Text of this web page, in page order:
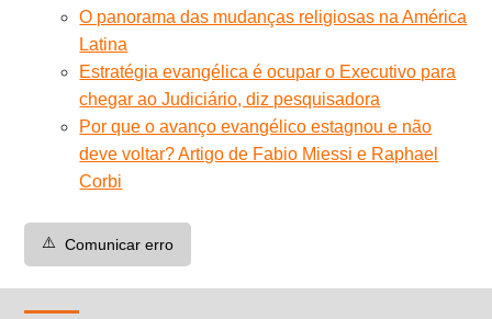
O panorama das mudanças religiosas na América
Latina
Estratégia evangélica é ocupar o Executivo para
chegar ao Judiciário, diz pesquisadora
Por que o avanço evangélico estagnou e não
deve voltar? Artigo de Fabio Miessi e Raphael
Corbi
⚠️ Comunicar erro